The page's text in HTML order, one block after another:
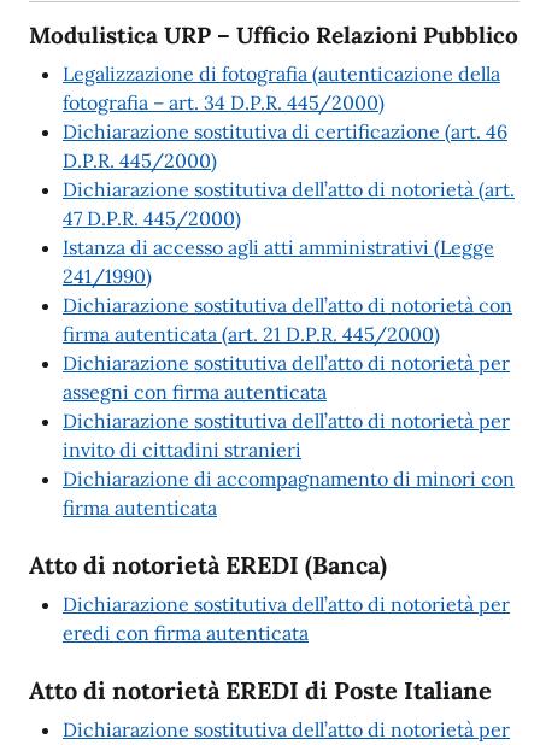
Modulistica URP – Ufficio Relazioni Pubblico
Legalizzazione di fotografia (autenticazione della
fotografia – art. 34 D.P.R. 445/2000)
Dichiarazione sostitutiva di certificazione (art. 46
D.P.R. 445/2000)
Dichiarazione sostitutiva dell’atto di notorietà (art.
47 D.P.R. 445/2000)
Istanza di accesso agli atti amministrativi (Legge
241/1990)
Dichiarazione sostitutiva dell’atto di notorietà con
firma autenticata (art. 21 D.P.R. 445/2000)
Dichiarazione sostitutiva dell’atto di notorietà per
assegni con firma autenticata
Dichiarazione sostitutiva dell’atto di notorietà per
invito di cittadini stranieri
Dichiarazione di accompagnamento di minori con
firma autenticata
Atto di notorietà EREDI (Banca)
Dichiarazione sostitutiva dell’atto di notorietà per
eredi con firma autenticata
Atto di notorietà EREDI di Poste Italiane
Dichiarazione sostitutiva dell’atto di notorietà per